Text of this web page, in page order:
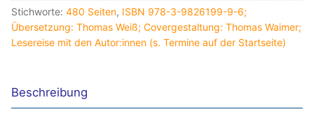
quantity
Stichworte: 480 Seiten, ISBN 978-3-9826199-9-6;
Übersetzung: Thomas Weiß; Covergestaltung: Thomas Waimer;
Lesereise mit den Autor:innen (s. Termine auf der Startseite)
Beschreibung